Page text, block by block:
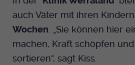
auch Väter mit ihren Kindern
Wochen . „Sie können hier
machen, Kraft schöpfen
sortieren“, sagt Kiss.